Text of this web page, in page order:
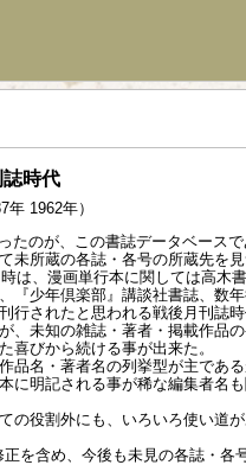
誌時代
年 1962年）
たのが、この書誌データベース
未所蔵の各誌・各号の所蔵先を
は、漫画単行本に関しては高木
『少年倶楽部』講談社書誌、数
行されたと思われる戦後月刊誌
、未知の雑誌・著者・掲載作品
喜びから続ける事が出来た。
品名・著者名の列挙型が主であ
に明記される事が稀な編集者名
の役割外にも、いろいろ使い道
を含め、今後も未見の各誌・各